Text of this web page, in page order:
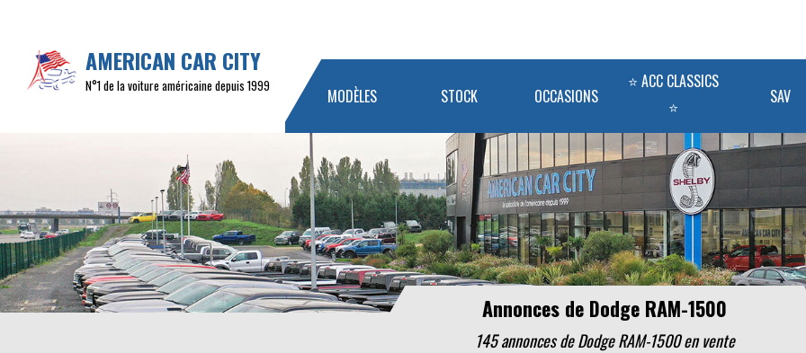
AMERICAN CAR CITY
N°1 de la voiture américaine depuis 1999 MODÈLES STOCK OCCASIONS
⭐ ACC CLASSICS
⭐
SAV
Annonces de Dodge RAM-1500
145 annonces de Dodge RAM-1500 en vente